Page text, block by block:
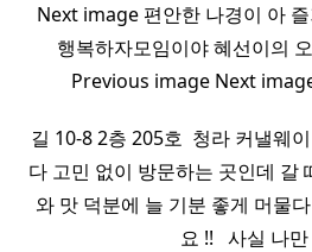
Next image 편안한 나경이 아
행복하자모임이야 혜선이의
Previous image Next
길 10-8 2층 205호 ​ 청라 커낼웨
다 고민 없이 방문하는 곳인데 갈
와 맛 덕분에 늘 기분 좋게 머물
요 !! ​ ​ 사실 나